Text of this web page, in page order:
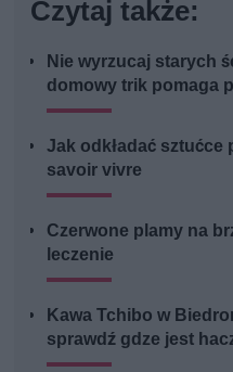
Czytaj także:
Nie wyrzucaj starych
domowy trik pomaga
Jak odkładać sztućce
savoir vivre
Czerwone plamy na
leczenie
Kawa Tchibo w
sprawdź gdze jest